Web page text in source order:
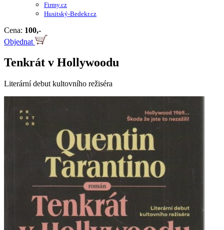
Firmy.cz
Husitský-Bedekr.cz
Cena: 100,-
Objednat
Tenkrát v Hollywoodu
Literární debut kultovního režiséra